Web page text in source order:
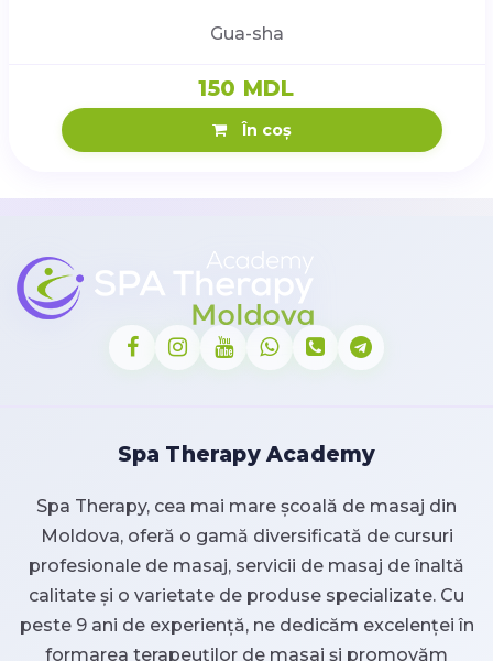
Gua-sha
150 MDL
În coș
Spa Therapy Academy
Spa Therapy, cea mai mare școală de masaj din
Moldova, oferă o gamă diversificată de cursuri
profesionale de masaj, servicii de masaj de înaltă
calitate și o varietate de produse specializate. Cu
peste 9 ani de experiență, ne dedicăm excelenței în
formarea terapeuților de masaj și promovăm